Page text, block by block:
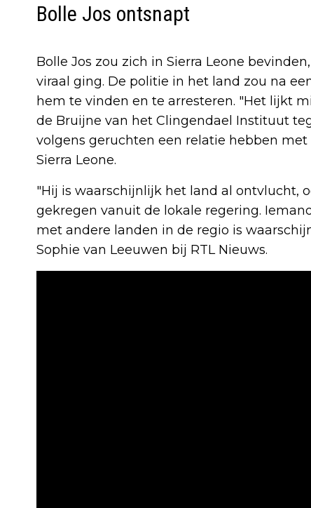
Bolle Jos ontsnapt
Bolle Jos zou zich in Sierra Leone
viraal ging. De politie in het land zou na
hem te vinden en te arresteren. "Het lijkt
de Bruijne van het Clingendael Instituut
volgens geruchten een relatie hebben
Sierra Leone.
"Hij is waarschijnlijk het land al ontvlucht,
gekregen vanuit de lokale regering.
met andere landen in de regio is
Sophie van Leeuwen bij RTL Nieuws.